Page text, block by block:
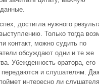
достигла нужного
Только тогда
контакт, можно судить по
обсуждают одни и те же
Убежденность оратора, его
передаются и слушателям.
интересно ли